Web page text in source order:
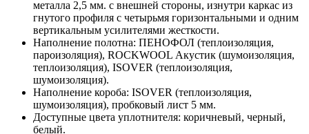
металла 2,5 мм. с внешней стороны, изнутри каркас из
гнутого профиля с четырьмя горизонтальными и одним
вертикальным усилителями жесткости.
Наполнение полотна: ПЕНОФОЛ (теплоизоляция,
пароизоляция), ROCKWOOL Акустик (шумоизоляция,
теплоизоляция), ISOVER (теплоизоляция,
шумоизоляция).
Наполнение короба: ISOVER (теплоизоляция,
шумоизоляция), пробковый лист 5 мм.
Доступные цвета уплотнителя: коричневый, черный,
белый.